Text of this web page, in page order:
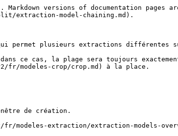
versions of documentation pages
extraction-model-chaining.md).
permet plusieurs extractions différentes
ce cas, la plage sera toujours
fr/modeles-crop/crop.md) à la place.
de création.
modeles-extraction/extraction-models-